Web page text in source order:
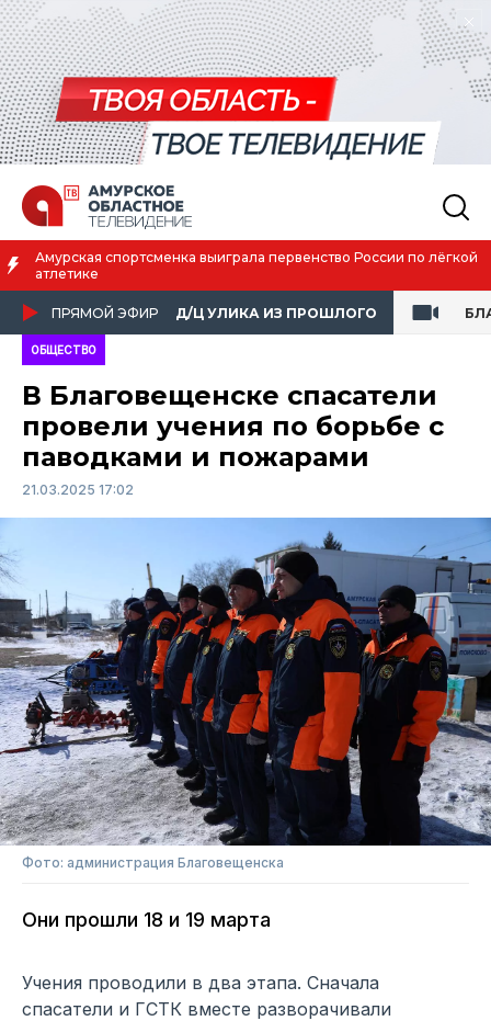
Благовещенск вошёл в число городов с наилучшим качеством
жизни
ПРЯМОЙ ЭФИР Д/Ц УЛИКА ИЗ ПРОШЛОГО
ОБЩЕСТВО
В Благовещенске спасатели
провели учения по борьбе с
паводками и пожарами
21.03.2025 17:02
Фото: администрация Благовещенска
Они прошли 18 и 19 марта
Учения проводили в два этапа. Сначала
спасатели и ГСТК вместе разворачивали